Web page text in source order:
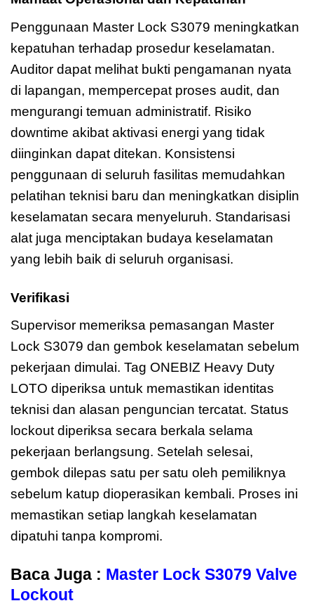
Penggunaan Master Lock S3079 meningkatkan
kepatuhan terhadap prosedur keselamatan.
Auditor dapat melihat bukti pengamanan nyata
di lapangan, mempercepat proses audit, dan
mengurangi temuan administratif. Risiko
downtime akibat aktivasi energi yang tidak
diinginkan dapat ditekan. Konsistensi
penggunaan di seluruh fasilitas memudahkan
pelatihan teknisi baru dan meningkatkan disiplin
keselamatan secara menyeluruh. Standarisasi
alat juga menciptakan budaya keselamatan
yang lebih baik di seluruh organisasi.
Verifikasi
Supervisor memeriksa pemasangan Master
Lock S3079 dan gembok keselamatan sebelum
pekerjaan dimulai. Tag ONEBIZ Heavy Duty
LOTO diperiksa untuk memastikan identitas
teknisi dan alasan penguncian tercatat. Status
lockout diperiksa secara berkala selama
pekerjaan berlangsung. Setelah selesai,
gembok dilepas satu per satu oleh pemiliknya
sebelum katup dioperasikan kembali. Proses ini
memastikan setiap langkah keselamatan
dipatuhi tanpa kompromi.
Baca Juga : Master Lock S3079 Valve
Lockout